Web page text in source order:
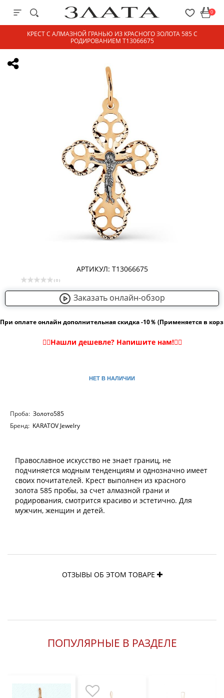
0
КРЕСТ С АЛМАЗНОЙ ГРАНЬЮ ИЗ КРАСНОГО ЗОЛОТА 585 С
РОДИРОВАНИЕМ Т13066675
АРТИКУЛ: Т13066675
( 0 )
Заказать онлайн-обзор
При оплате онлайн дополнительная скидка -10％ (Применяется в
НЕТ В НАЛИЧИИ
Проба: Золото585
Бренд: KARATOV Jewelry
Православное искусство не знает границ, не
подчиняется модным тенденциям и однозначно имеет
своих почитателей. Крест выполнен из красного
золота 585 пробы, за счет алмазной грани и
родирования, смотрится красиво и эстетично. Для
мужчин, женщин и детей.
ОТЗЫВЫ ОБ ЭТОМ ТОВАРЕ
ПОПУЛЯРНЫЕ В РАЗДЕЛЕ